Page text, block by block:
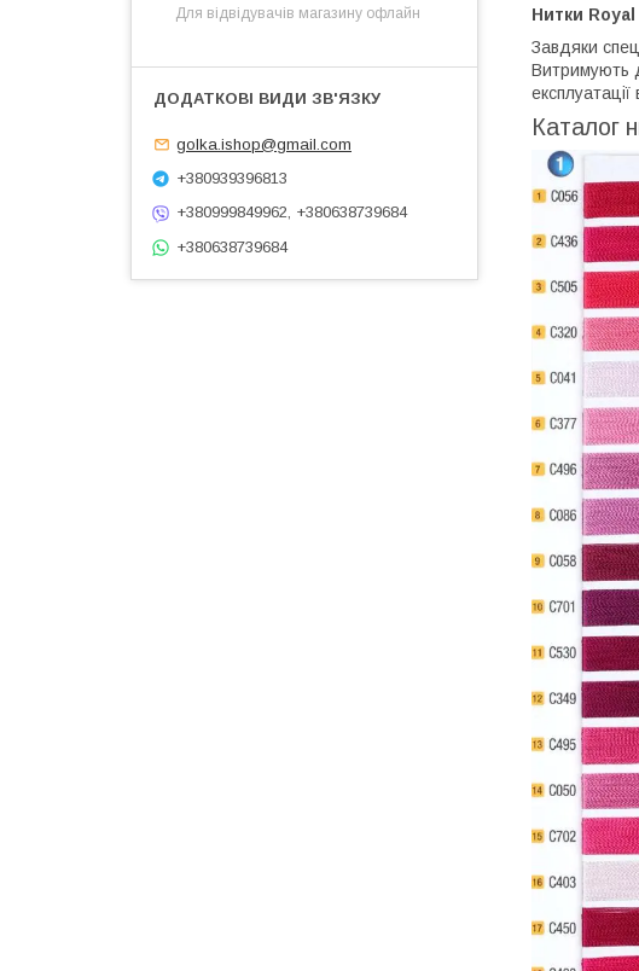
Нитки Royal
Завдяки
Витримують
експлуатації
Каталог
Для відвідувачів магазину офлайн
golka.ishop@gmail.com
+380939396813
+380999849962, +380638739684
+380638739684